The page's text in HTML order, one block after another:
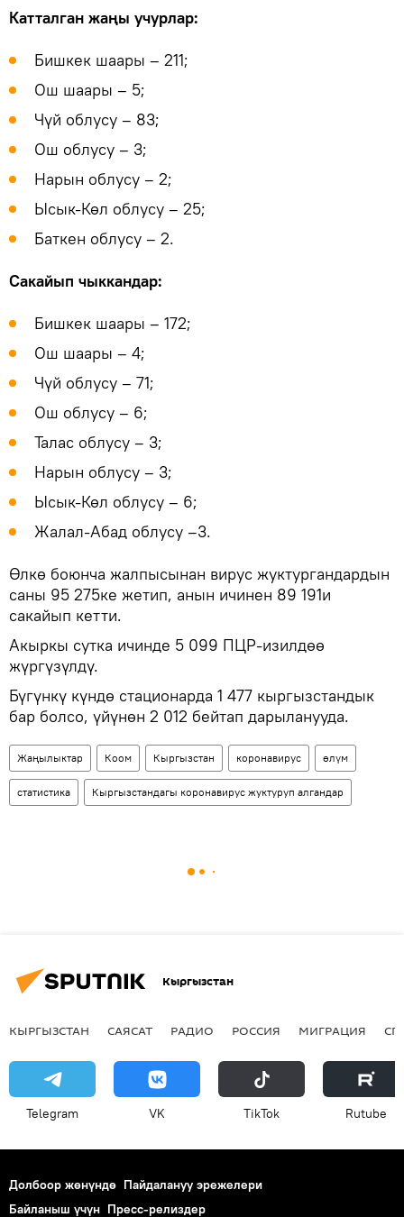
Катталган жаңы учурлар:
Бишкек шаары – 211;
Ош шаары – 5;
Чүй облусу – 83;
Ош облусу – 3;
Нарын облусу – 2;
Ысык-Көл облусу – 25;
Баткен облусу – 2.
Сакайып чыккандар:
Бишкек шаары – 172;
Ош шаары – 4;
Чүй облусу – 71;
Ош облусу – 6;
Талас облусу – 3;
Нарын облусу – 3;
Ысык-Көл облусу – 6;
Жалал-Абад облусу –3.
Өлкө боюнча жалпысынан вирус жуктургандардын
саны 95 275ке жетип, анын ичинен 89 191и
сакайып кетти.
Акыркы сутка ичинде 5 099 ПЦР-изилдөө
жүргүзүлдү.
Бүгүнкү күндө стационарда 1 477 кыргызстандык
бар болсо, үйүнөн 2 012 бейтап дарыланууда.
Жаңылыктар Коом Кыргызстан коронавирус өлүм
статистика Кыргызстандагы коронавирус жуктуруп алгандар
Кыргызстан
КЫРГЫЗСТАН САЯСАТ РАДИО РОССИЯ МИГРАЦИЯ
Telegram VK ТikТоk Rutube
Долбоор жөнүндө Пайдалануу эрежелери
Байланыш үчүн Пресс-релиздер